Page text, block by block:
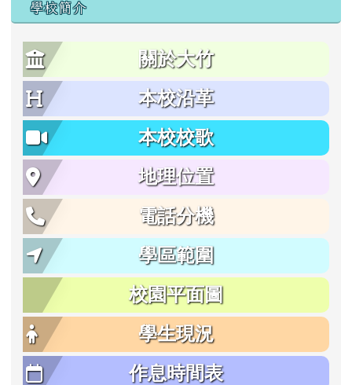
學校簡介
關於大竹
本校沿革
本校校歌
地理位置
電話分機
學區範圍
校園平面圖
學生現況
作息時間表